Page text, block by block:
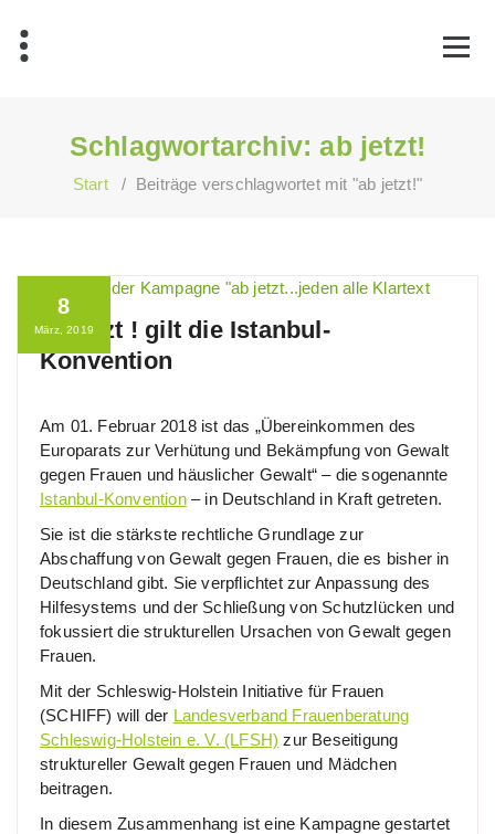
Inhalt
springen
Schlagwortarchiv: ab jetzt!
Start/ Beiträge verschlagwortet mit "ab jetzt!"
8
März, 2019
ab jetzt ! gilt die Istanbul-
Konvention
Am 01. Februar 2018 ist das „Übereinkommen des
Europarats zur Verhütung und Bekämpfung von Gewalt
gegen Frauen und häuslicher Gewalt“ – die sogenannte
Istanbul-Konvention– in Deutschland in Kraft getreten.
Sie ist die stärkste rechtliche Grundlage zur
Abschaffung von Gewalt gegen Frauen, die es bisher in
Deutschland gibt. Sie verpflichtet zur Anpassung des
Hilfesystems und der Schließung von Schutzlücken und
fokussiert die strukturellen Ursachen von Gewalt gegen
Frauen.
Mit der Schleswig-Holstein Initiative für Frauen
(SCHIFF) will der Landesverband Frauenberatung
Schleswig-Holstein e. V. (LFSH) zur Beseitigung
struktureller Gewalt gegen Frauen und Mädchen
beitragen.
In diesem Zusammenhang ist eine Kampagne gestartet